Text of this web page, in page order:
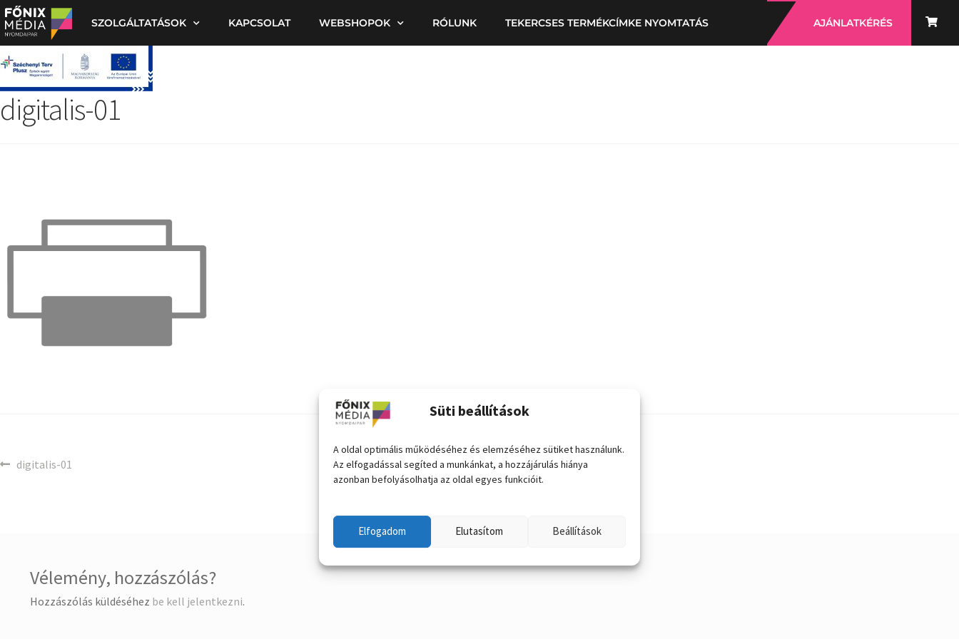
Süti beállítások
A oldal optimális működéséhez és elemzéséhez sütiket használunk.
Az elfogadással segíted a munkánkat, a hozzájárulás hiánya
azonban befolyásolhatja az oldal egyes funkcióit.
Elfogadom Elutasítom Beállítások
SZOLGÁLTATÁSOK KAPCSOLAT WEBSHOPOK RÓLUNK TEKERCSES TERMÉKCÍMKE NYOMTATÁS AJÁNLATKÉRÉS
digitalis-01
digitalis-01
Vélemény, hozzászólás?
Hozzászólás küldéséhez be kell jelentkezni.